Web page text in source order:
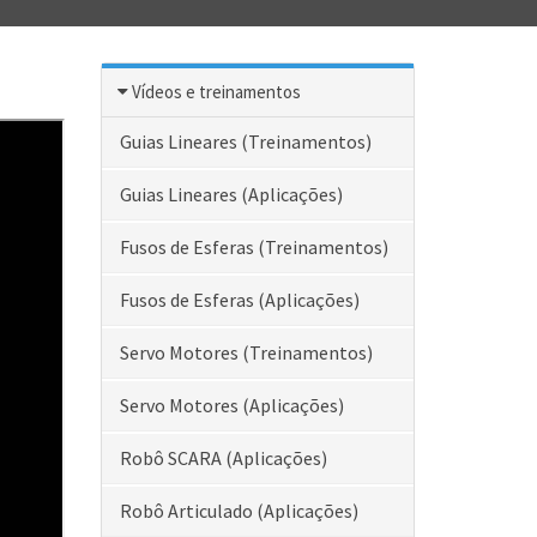
Vídeos e treinamentos
Guias Lineares (Treinamentos)
Guias Lineares (Aplicações)
Fusos de Esferas (Treinamentos)
Fusos de Esferas (Aplicações)
Servo Motores (Treinamentos)
Servo Motores (Aplicações)
Robô SCARA (Aplicações)
Robô Articulado (Aplicações)